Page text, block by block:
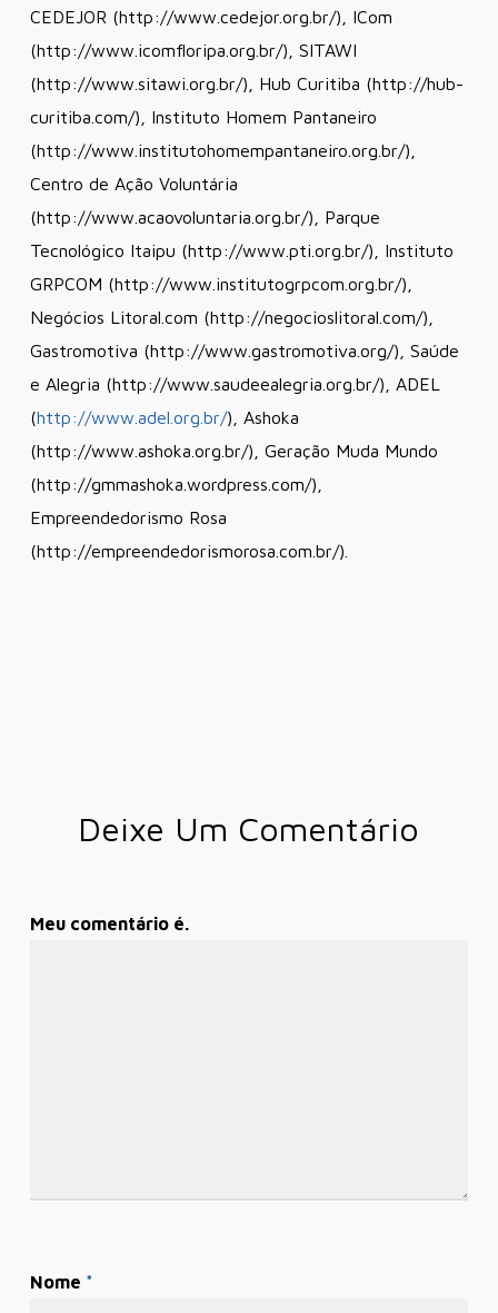
CEDEJOR (http://www.cedejor.org.br/), ICom
(http://www.icomfloripa.org.br/), SITAWI
(http://www.sitawi.org.br/), Hub Curitiba (http://hub-
curitiba.com/), Instituto Homem Pantaneiro
(http://www.institutohomempantaneiro.org.br/),
Centro de Ação Voluntária
(http://www.acaovoluntaria.org.br/), Parque
Tecnológico Itaipu (http://www.pti.org.br/), Instituto
GRPCOM (http://www.institutogrpcom.org.br/),
Negócios Litoral.com (http://negocioslitoral.com/),
Gastromotiva (http://www.gastromotiva.org/), Saúde
e Alegria (http://www.saudeealegria.org.br/), ADEL
(http://www.adel.org.br/), Ashoka
(http://www.ashoka.org.br/), Geração Muda Mundo
(http://gmmashoka.wordpress.com/),
Empreendedorismo Rosa
(http://empreendedorismorosa.com.br/).
Deixe Um Comentário
Meu comentário é.
Nome *